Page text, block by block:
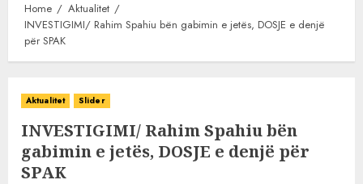
Home
Aktualitet
INVESTIGIMI/ Rahim Spahiu bën gabimin e jetës, DOSJE e denjë
për SPAK
Aktualitet Slider
INVESTIGIMI/ Rahim Spahiu bën
gabimin e jetës, DOSJE e denjë për
SPAK